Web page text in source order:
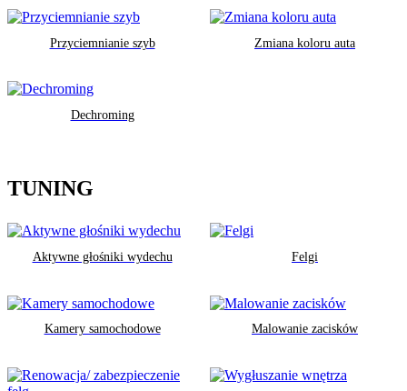
Przyciemnianie szyb Zmiana koloru auta
Dechroming
TUNING
Aktywne głośniki wydechu Felgi
Kamery samochodowe Malowanie zacisków